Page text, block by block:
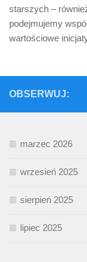
starszych –
podejmujemy
wartościowe
OBSERWUJ:
marzec 2026
wrzesień 2025
sierpień 2025
lipiec 2025